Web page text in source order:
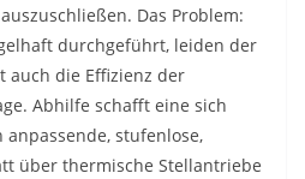
Das Problem:
durchgeführt, leiden der
auch die Effizienz der
Abhilfe schafft eine sich
stufenlose,
über thermische Stellantriebe